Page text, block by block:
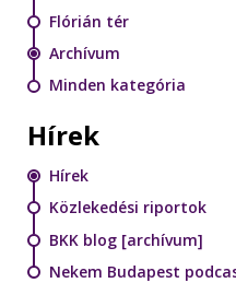
Flórián tér
Archívum
Minden kategória
Hírek
Hírek
Közlekedési riportok
BKK blog [archívum]
Nekem Budapest